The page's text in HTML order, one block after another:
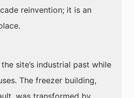
reinvention; it is an
site’s industrial past while
The freezer building,